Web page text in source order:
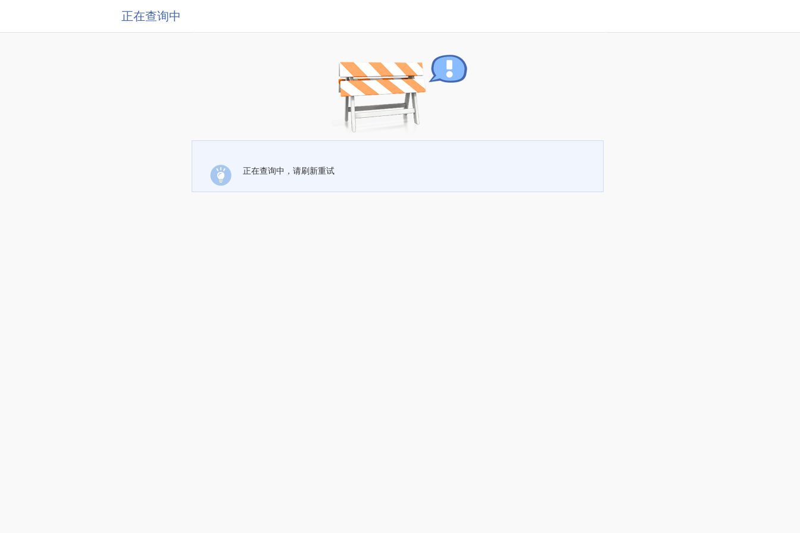
正在查询中
正在查询中，请刷新重试